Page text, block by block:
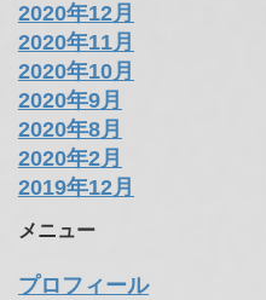
2020年12月
2020年11月
2020年10月
2020年9月
2020年8月
2020年2月
2019年12月
メニュー
プロフィール